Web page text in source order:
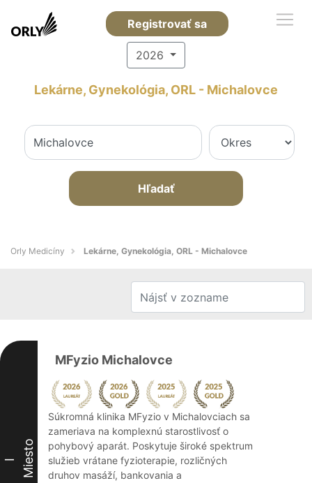
Registrovať sa
2026
Lekárne, Gynekológia, ORL - Michalovce
Hľadať
Orly Medicíny Lekárne, Gynekológia, ORL - Michalovce
I Miesto
MFyzio Michalovce
Súkromná klinika MFyzio v Michalovciach sa
zameriava na komplexnú starostlivosť o
pohybový aparát. Poskytuje široké spektrum
služieb vrátane fyzioterapie, rozličných
druhov masáží, bankovania a